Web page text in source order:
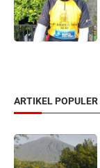
ARTIKEL POPULER